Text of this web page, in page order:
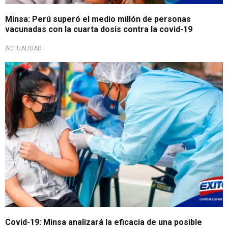
Minsa: Perú superó el medio millón de personas
vacunadas con la cuarta dosis contra la covid-19
ACTUALIDAD
Covid-19: Minsa analizará la eficacia de una posible